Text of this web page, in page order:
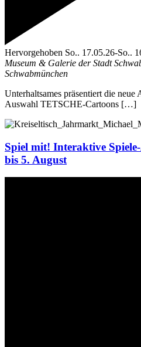
Hervorgehoben So.. 17.05.26-So..
Museum & Galerie der Stadt
Schwabmünchen
Unterhaltsames präsentiert die neue
Auswahl TETSCHE-Cartoons […]
Spiel mit! Interaktive
bis 5. August